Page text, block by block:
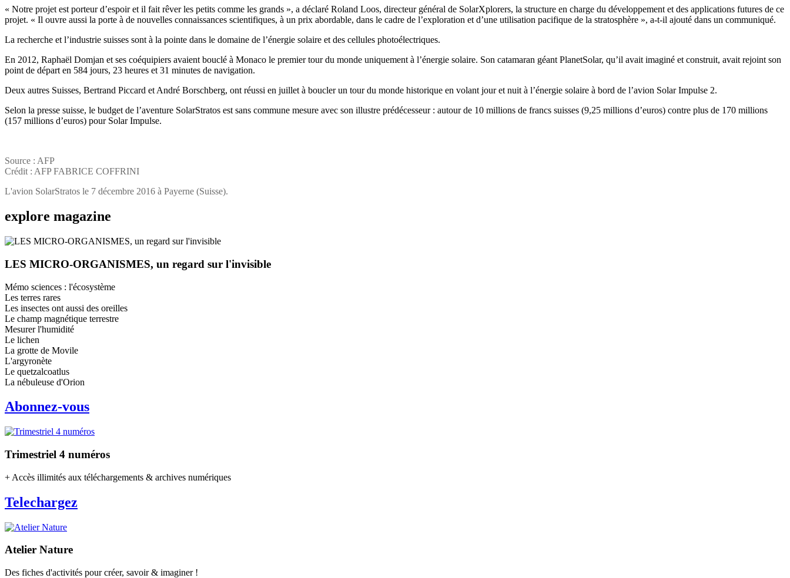
« Notre projet est porteur d’espoir et il fait rêver les petits comme les grands », a déclaré Roland Loos, directeur général de SolarXplorers, la structure en charge du développement et des applications futures de ce
projet. « Il ouvre aussi la porte à de nouvelles connaissances scientifiques, à un prix abordable, dans le cadre de l’exploration et d’une utilisation pacifique de la stratosphère », a-t-il ajouté dans un communiqué.
La recherche et l’industrie suisses sont à la pointe dans le domaine de l’énergie solaire et des cellules photoélectriques.
En 2012, Raphaël Domjan et ses coéquipiers avaient bouclé à Monaco le premier tour du monde uniquement à l’énergie solaire. Son catamaran géant PlanetSolar, qu’il avait imaginé et construit, avait rejoint son
point de départ en 584 jours, 23 heures et 31 minutes de navigation.
Deux autres Suisses, Bertrand Piccard et André Borschberg, ont réussi en juillet à boucler un tour du monde historique en volant jour et nuit à l’énergie solaire à bord de l’avion Solar Impulse 2.
Selon la presse suisse, le budget de l’aventure SolarStratos est sans commune mesure avec son illustre prédécesseur : autour de 10 millions de francs suisses (9,25 millions d’euros) contre plus de 170 millions
(157 millions d’euros) pour Solar Impulse.
Source : AFP
Crédit : AFP FABRICE COFFRINI
L'avion SolarStratos le 7 décembre 2016 à Payerne (Suisse).
explore magazine
LES MICRO-ORGANISMES, un regard sur l'invisible
Mémo sciences : l'écosystème
Les terres rares
Les insectes ont aussi des oreilles
Le champ magnétique terrestre
Mesurer l'humidité
Le lichen
La grotte de Movile
L'argyronète
Le quetzalcoatlus
La nébuleuse d'Orion
Abonnez-vous
Trimestriel 4 numéros
+ Accès illimités aux téléchargements & archives numériques
Telechargez
Atelier Nature
Des fiches d'activités pour créer, savoir & imaginer !